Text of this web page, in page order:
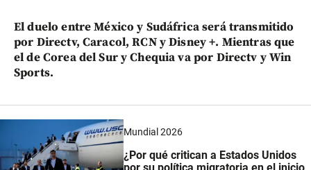
El duelo entre México y Sudáfrica será transmitido
por Directv, Caracol, RCN y Disney +. Mientras que
el de Corea del Sur y Chequia va por Directv y Win
Sports.
Mundial 2026
¿Por qué critican a Estados Unidos